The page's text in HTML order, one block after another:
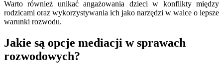
Warto również unikać angażowania dzieci w konflikty między
rodzicami oraz wykorzystywania ich jako narzędzi w walce o lepsze
warunki rozwodu.
Jakie są opcje mediacji w sprawach
rozwodowych?